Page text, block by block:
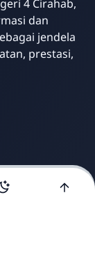
4 Cirahab,
dan
jendela
prestasi,